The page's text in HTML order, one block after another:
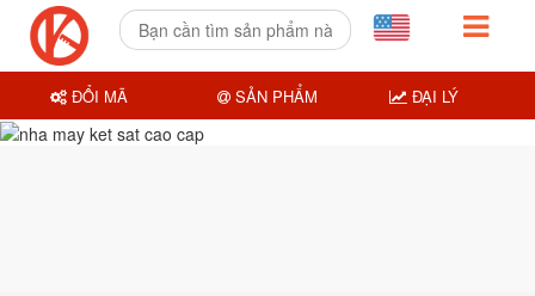
ĐỔI MÃ SẢN PHẨM ĐẠI LÝ